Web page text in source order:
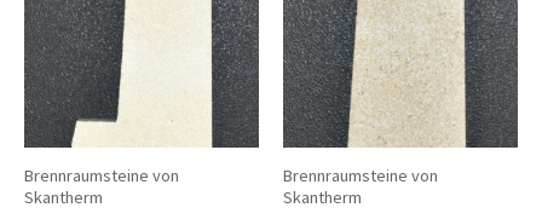
Brennraumsteine von
Skantherm
Brennraumsteine von
Skantherm